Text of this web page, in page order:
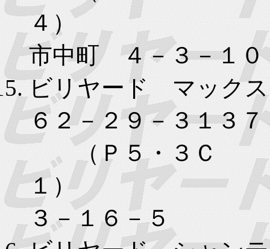
４
市中町 ４－３－１
ビリヤード マック
６２－２９－３１３７
（Ｐ５・３Ｃ
１）
３－１６－５